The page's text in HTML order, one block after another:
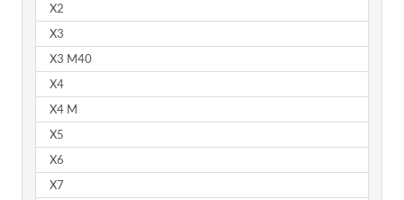
X2
X3
X3 M40
X4
X4 M
X5
X6
X7